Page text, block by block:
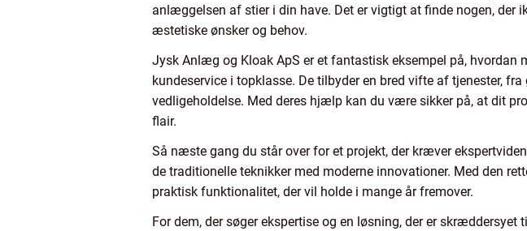
anlæggelsen af stier i din have. Det er vigtigt at finde nogen, der
æstetiske ønsker og behov.
Jysk Anlæg og Kloak ApS er et fantastisk eksempel på,
kundeservice i topklasse. De tilbyder en bred vifte af tjenester,
vedligeholdelse. Med deres hjælp kan du være sikker på, at dit
flair.
Så næste gang du står over for et projekt, der kræver
de traditionelle teknikker med moderne innovationer. Med den
praktisk funktionalitet, der vil holde i mange år fremover.
For dem, der søger ekspertise og en løsning, der er